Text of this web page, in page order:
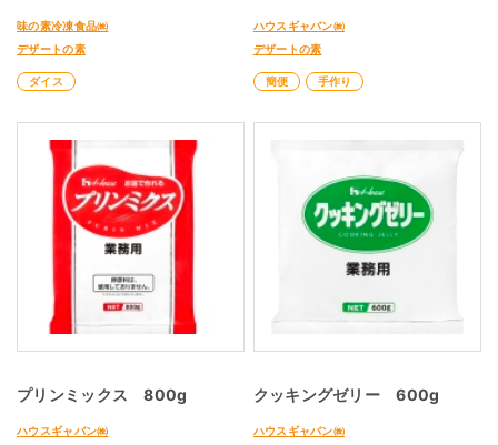
味の素冷凍食品㈱
デザートの素
ダイス
ハウスギャバン㈱
デザートの素
簡便 手作り
プリンミックス 800g
ハウスギャバン㈱
クッキングゼリー 600g
ハウスギャバン㈱